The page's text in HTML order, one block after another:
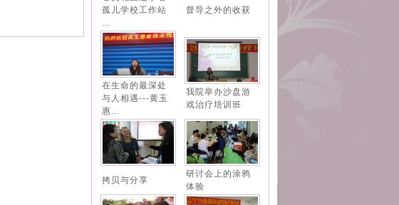
孤儿学校工作站
...
督导之外的收获
在生命的最深处
与人相遇---黄玉
惠...
我院举办沙盘游
戏治疗培训班
拷贝与分享
研讨会上的涂鸦
体验